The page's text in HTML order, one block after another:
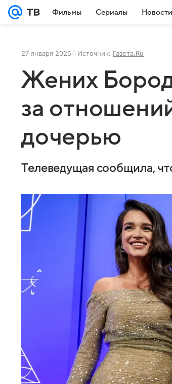
Фильмы Сериалы
27 января 2025 Источник: Газета.Ru
Жених
за
дочерью
Телеведущая сообщила,